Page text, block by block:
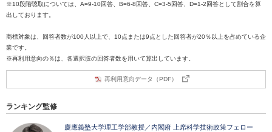
※10段階聴取については、A=9-10回答、B=6-8回答、C=3-5回答、D=1-2回答として割合を算
出しております。
商標対象は、回答者数が100人以上で、10点または9点とした回答者が20％以上を占めている企
業です。
※再利用意向の％は、各選択肢の回答者数を用いて算出しています。
再利用意向データ（PDF）
ランキング監修
慶應義塾大学理工学部教授／内閣府 上席科学技術政策フェロー